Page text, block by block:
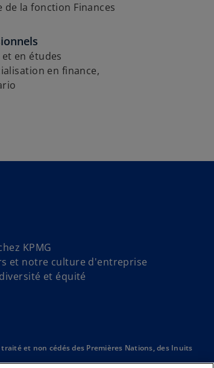
la fonction Finances
en études
en finance,
KPMG
et notre culture d'entreprise
et équité
et non cédés des Premières Nations, des Inuits